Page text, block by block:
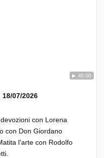
45:00
07/2026
con Lorena
con Don Giordano
l'arte con Rodolfo